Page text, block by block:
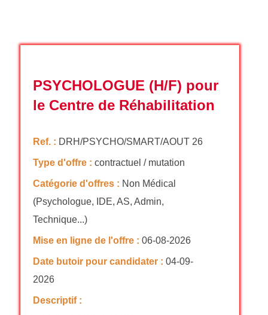
PSYCHOLOGUE (H/F) pour
le Centre de Réhabilitation
Ref. : DRH/PSYCHO/SMART/AOUT 26
Type d'offre :contractuel / mutation
Catégorie d'offres : Non Médical
(Psychologue, IDE, AS, Admin,
Technique...)
Mise en ligne de l'offre :06-08-2026
Date butoir pour candidater :04-09-
2026
Descriptif :